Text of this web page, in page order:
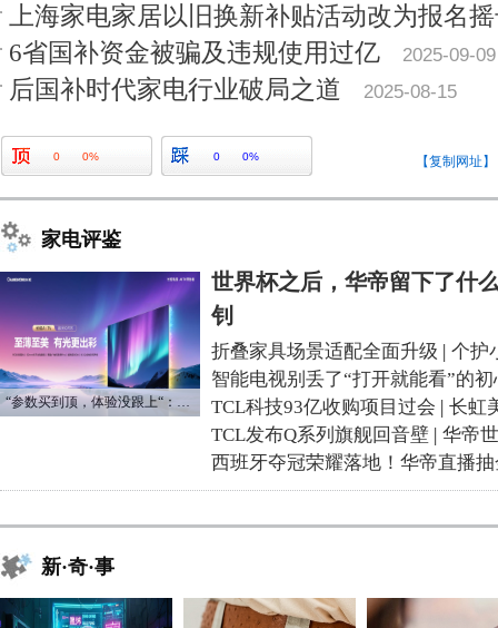
上海家电家居以旧换新补贴活动改为报名
6省国补资金被骗及违规使用过亿
2025-09-09
后国补时代家电行业破局之道 2025-08-15
0 0% 0 0% 【复制网址】
家电评鉴
“参数买到顶，体验没跟上“：长虹追光Q70S给高端电视打了个样
世界杯之后，华帝留下了什
钊
折叠家具场景适配全面升级 | 个护
智能电视别丢了“打开就能看”的初
TCL科技93亿收购项目过会 | 长虹
TCL发布Q系列旗舰回音壁 | 华帝
西班牙夺冠荣耀落地！华帝直播
新·奇·事